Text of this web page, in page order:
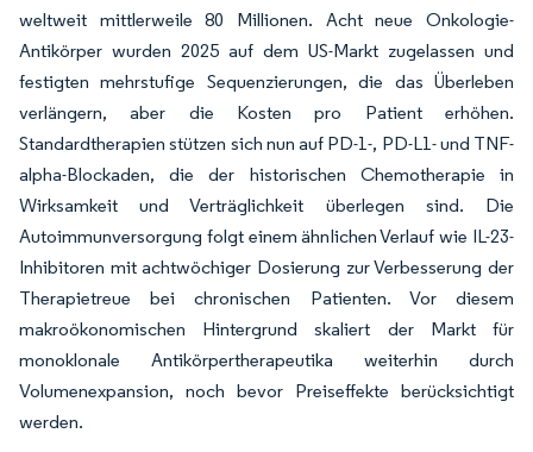
weltweit mittlerweile 80 Millionen. Acht neue Onkologie-
Antikörper wurden 2025 auf dem US-Markt zugelassen und
festigten mehrstufige Sequenzierungen, die das Überleben
verlängern, aber die Kosten pro Patient erhöhen.
Standardtherapien stützen sich nun auf PD-1-, PD-L1- und TNF-
alpha-Blockaden, die der historischen Chemotherapie in
Wirksamkeit und Verträglichkeit überlegen sind. Die
Autoimmunversorgung folgt einem ähnlichen Verlauf wie IL-23-
Inhibitoren mit achtwöchiger Dosierung zur Verbesserung der
Therapietreue bei chronischen Patienten. Vor diesem
makroökonomischen Hintergrund skaliert der Markt für
monoklonale Antikörpertherapeutika weiterhin durch
Volumenexpansion, noch bevor Preiseffekte berücksichtigt
werden.